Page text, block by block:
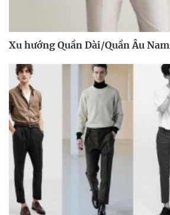
Xu hướng Quần Dài/Quần Âu Nam